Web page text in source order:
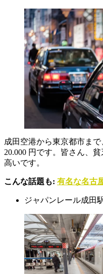
成田空港から東京都市ま
20.000 円です。皆さん、
高いです。
こんな話題も: 有名な名古
ジャパンレール成田